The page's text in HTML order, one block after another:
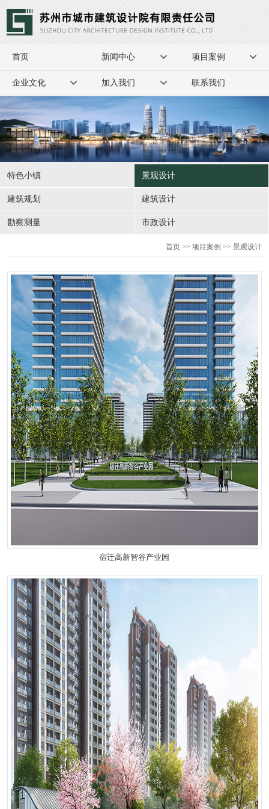
首页 新闻中心 项目案例
企业文化 加入我们 联系我们
特色小镇 景观设计
建筑规划 建筑设计
勘察测量 市政设计
首页 >> 项目案例 >> 景观设计
宿迁高新智谷产业园